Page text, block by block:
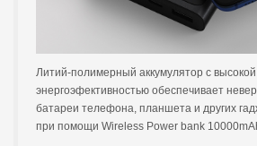
Литий-полимерный аккумулятор с высокой
энергоэфективностью обеспечивает
батареи телефона, планшета и других
при помощи Wireless Power bank